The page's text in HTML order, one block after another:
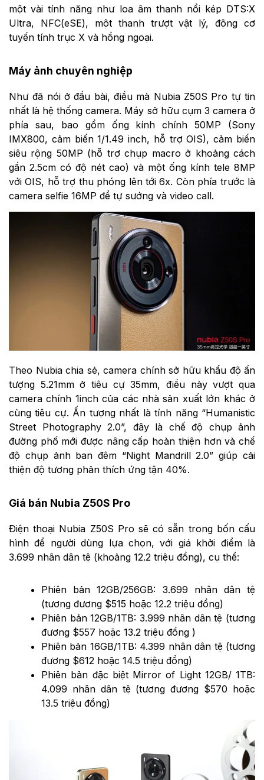
một vài tính năng như loa âm thanh nổi kép DTS:X
Ultra, NFC(eSE), một thanh trượt vật lý, động cơ
tuyến tính trục X và hồng ngoại.
Máy ảnh chuyên nghiệp
Như đã nói ở đầu bài, điều mà Nubia Z50S Pro tự tin
nhất là hệ thống camera. Máy sở hữu cụm 3 camera ở
phía sau, bao gồm ống kính chính 50MP (Sony
IMX800, cảm biến 1/1.49 inch, hỗ trợ OIS), cảm biến
siêu rộng 50MP (hỗ trợ chụp macro ở khoảng cách
gần 2.5cm có độ nét cao) và một ống kính tele 8MP
với OIS, hỗ trợ thu phóng lên tới 6x. Còn phía trước là
camera selfie 16MP để tự sướng và video call.
Theo Nubia chia sẻ, camera chính sở hữu khẩu độ ấn
tượng 5.21mm ở tiêu cự 35mm, điều này vượt qua
camera chính 1inch của các nhà sản xuất lớn khác ở
cùng tiêu cự. Ấn tượng nhất là tính năng “Humanistic
Street Photography 2.0”, đây là chế độ chụp ảnh
đường phố mới được nâng cấp hoàn thiện hơn và chế
độ chụp ảnh ban đêm “Night Mandrill 2.0” giúp cải
thiện độ tương phản thích ứng tận 40%.
Giá bán Nubia Z50S Pro
Điện thoại Nubia Z50S Pro sẽ có sẵn trong bốn cấu
hình để người dùng lựa chọn, với giá khởi điểm là
3.699 nhân dân tệ (khoảng 12.2 triệu đồng), cụ thể:
Phiên bản 12GB/256GB: 3.699 nhân dân tệ
(tương đương $515 hoặc 12.2 triệu đồng)
Phiên bản 12GB/1TB: 3.999 nhân dân tệ (tương
đương $557 hoặc 13.2 triệu đồng )
Phiên bản 16GB/1TB: 4.399 nhân dân tệ (tương
đương $612 hoặc 14.5 triệu đồng)
Phiên bản đặc biệt Mirror of Light 12GB/ 1TB:
4.099 nhân dân tệ (tương đương $570 hoặc
13.5 triệu đồng)